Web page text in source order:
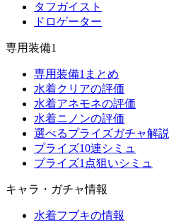
タフガイスト
ドロゲーター
専用装備1
専用装備1まとめ
水着クリアの評価
水着アネモネの評価
水着ニノンの評価
選べるプライズガチャ解説
プライズ10連シミュ
プライズ1点狙いシミュ
キャラ・ガチャ情報
水着フブキの情報